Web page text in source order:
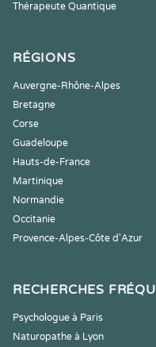
Thérapeute Quantique
RÉGIONS
Auvergne-Rhône-Alpes
Bretagne
Corse
Guadeloupe
Hauts-de-France
Martinique
Normandie
Occitanie
Provence-Alpes-Côte d'Azur
RECHERCHES
Psychologue à Paris
Naturopathe à Lyon